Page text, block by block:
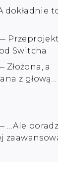
dokładnie
Switcha
a
z głową…
…Ale